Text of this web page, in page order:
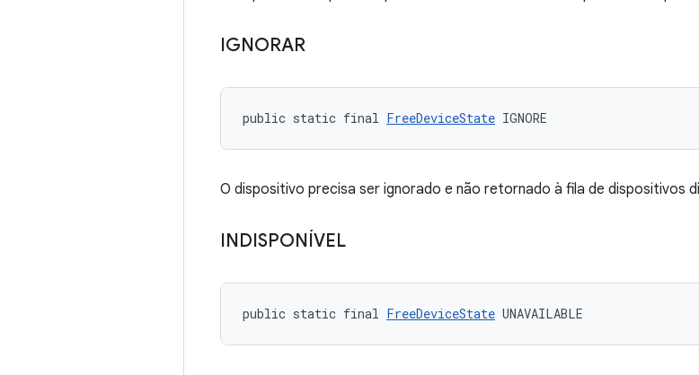
IGNORAR
public static final FreeDeviceState IGNORE
O dispositivo precisa ser ignorado e não retornado à fila de dispositivos
INDISPONÍVEL
public static final FreeDeviceState UNAVAILABLE